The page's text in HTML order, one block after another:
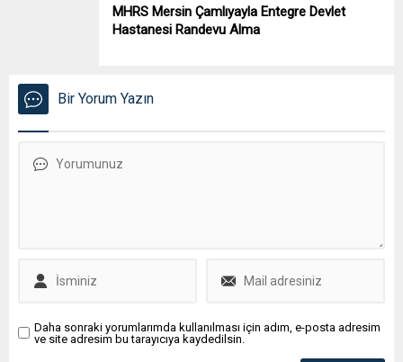
MHRS Mersin Çamlıyayla Entegre Devlet
Hastanesi Randevu Alma
Bir Yorum Yazın
Daha sonraki yorumlarımda kullanılması için adım, e-posta adresim
ve site adresim bu tarayıcıya kaydedilsin.